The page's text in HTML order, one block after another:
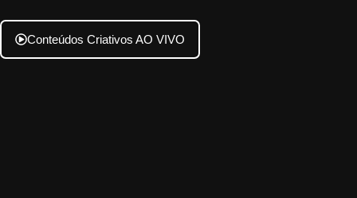
Conteúdos Criativos AO VIVO